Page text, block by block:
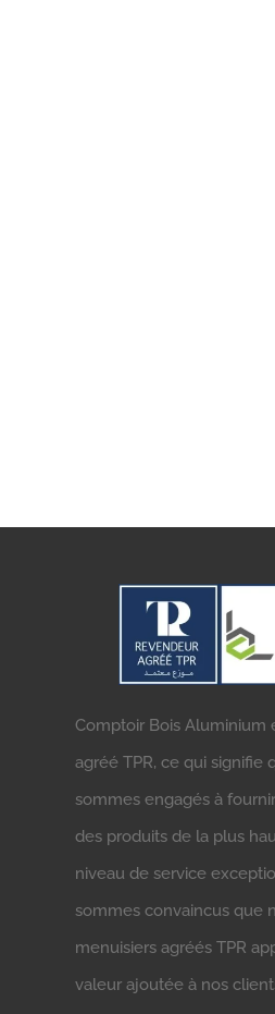
Comptoir Bois Aluminium
agréé TPR, ce qui signifie
sommes engagés à
des produits de la plus
niveau de service
sommes convaincus que
menuisiers agréés TPR
valeur ajoutée à nos